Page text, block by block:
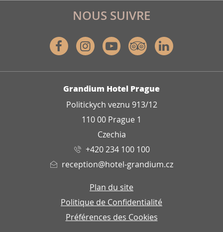
Grandium Hotel Prague
Politickych veznu 913/12
110 00 Prague 1
Czechia
+420 234 100 100
reception@hotel-grandium.cz
Plan du site
Politique de Confidentialité
Préférences des Cookies
NOUS SUIVRE
FacebookInstagram
YoutubeTripadvisor
Linkedin